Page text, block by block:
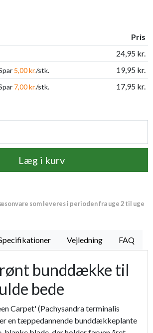
Pris
24,95 kr.
5,00 kr./stk.
19,95 kr.
7,00 kr./stk. 17,95 kr.
Læg i kurv
som leveres i perioden fra uge 2 til uge
Vejledning FAQ
bunddække til
bede
Carpet' (Pachysandra terminalis
en tæppedannende bunddækkeplante